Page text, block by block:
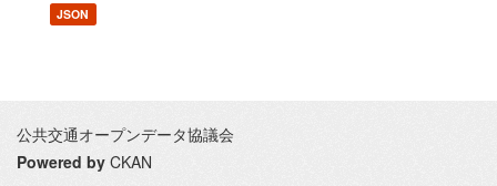
JSON
公共交通オープンデータ協議会
Powered by CKAN